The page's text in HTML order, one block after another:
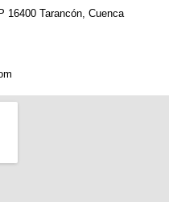
16400 Tarancón, Cuenca